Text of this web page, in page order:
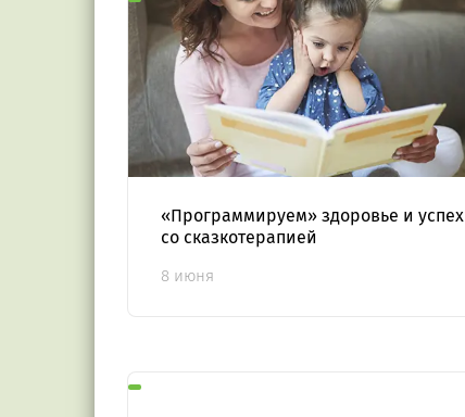
«Программируем» здоровье и успех
со сказкотерапией
8 июня